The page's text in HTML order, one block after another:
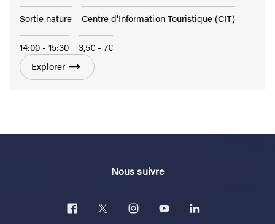
Sortie nature Centre d'Information Touristique (CIT)
14:00 - 15:30
3,5€ - 7€
Explorer
Nous suivre